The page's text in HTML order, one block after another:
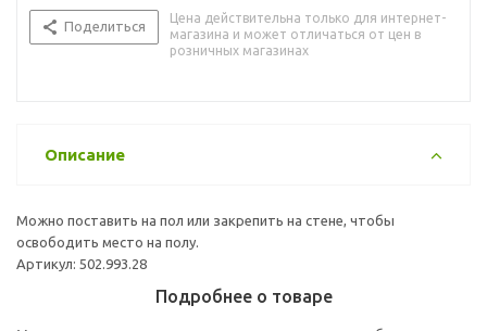
Поделиться
Цена действительна только для интернет-
магазина и может отличаться от цен в
розничных магазинах
Описание
Можно поставить на пол или закрепить на стене, чтобы
освободить место на полу.
Артикул: 502.993.28
Подробнее о товаре